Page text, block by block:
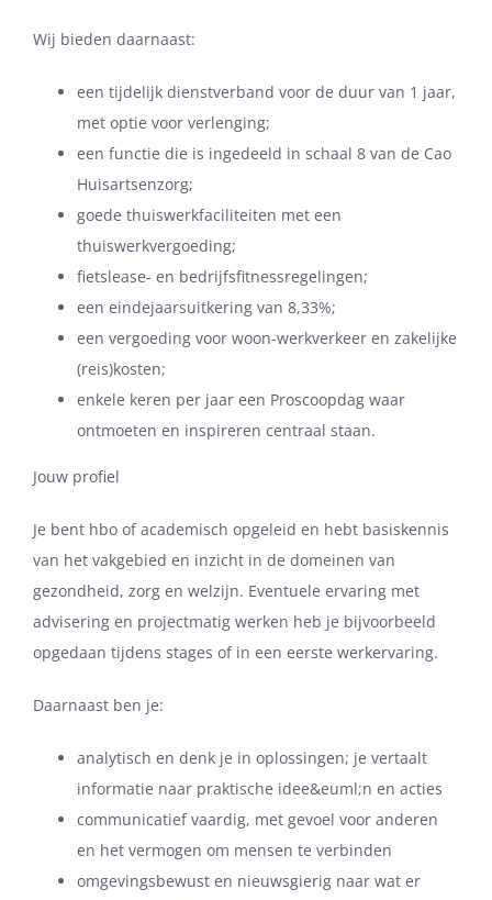
Wij bieden daarnaast:
een tijdelijk dienstverband voor de duur van 1 jaar,
met optie voor verlenging;
een functie die is ingedeeld in schaal 8 van de Cao
Huisartsenzorg;
goede thuiswerkfaciliteiten met een
thuiswerkvergoeding;
fietslease- en bedrijfsfitnessregelingen;
een eindejaarsuitkering van 8,33%;
een vergoeding voor woon-werkverkeer en zakelijke
(reis)kosten;
enkele keren per jaar een Proscoopdag waar
ontmoeten en inspireren centraal staan.
Jouw profiel
Je bent hbo of academisch opgeleid en hebt basiskennis
van het vakgebied en inzicht in de domeinen van
gezondheid, zorg en welzijn. Eventuele ervaring met
advisering en projectmatig werken heb je bijvoorbeeld
opgedaan tijdens stages of in een eerste werkervaring.
Daarnaast ben je:
analytisch en denk je in oplossingen; je vertaalt
informatie naar praktische idee&euml;n en acties
communicatief vaardig, met gevoel voor anderen
en het vermogen om mensen te verbinden
omgevingsbewust en nieuwsgierig naar wat er